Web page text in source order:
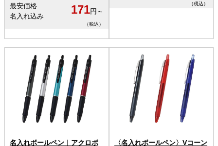
最安価格
名入れ込み
171円～
（税込）
（税込）
名入れボールペン｜アクロボ
〈名入れボールペン〉Vコーン